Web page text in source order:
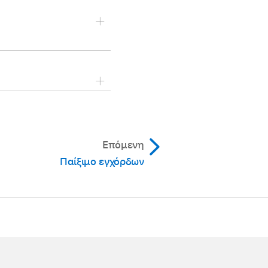
ξανά το
Επόμενη
Παίξιμο εγχόρδων